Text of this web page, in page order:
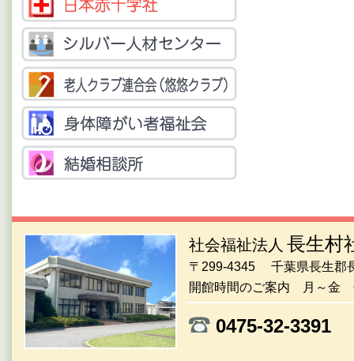
社会福祉法人 長生村
〒299-4345 千葉県長生郡
開館時間のご案内 月～金
0475-32-